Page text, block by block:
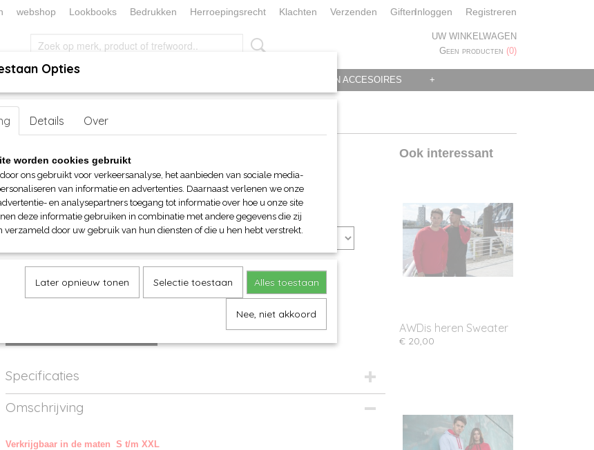
webshop Lookbooks Bedrukken Herroepingsrecht Klachten Verzenden GiftenInloggen Registreren
UW WINKELWAGEN
Geen producten (0)
EN TAFELLINNEN KERST/FEEST KLEDING EN ACCESOIRES +
Campus Shorts
AWDis Campus Shorts
€ 25,00 (inclusief btw 21%)
Maat Kleur
Specificaties
Productcode
Productcode leverancier
Omschrijving
Verkrijgbaar in de maten S t/m XXL
Ook interessant
AWDis heren Sweater
€ 20,00
Opties
Details Over
worden cookies gebruikt
ons gebruikt voor verkeersanalyse, het aanbieden van sociale media-
van informatie en advertenties. Daarnaast verlenen we onze
en analysepartners toegang tot informatie over hoe u onze site
deze informatie gebruiken in combinatie met andere gegevens die zij
verzameld door uw gebruik van hun diensten of die u hen hebt verstrekt.
Later opnieuw tonen Selectie toestaan Alles toestaan
Nee, niet akkoord